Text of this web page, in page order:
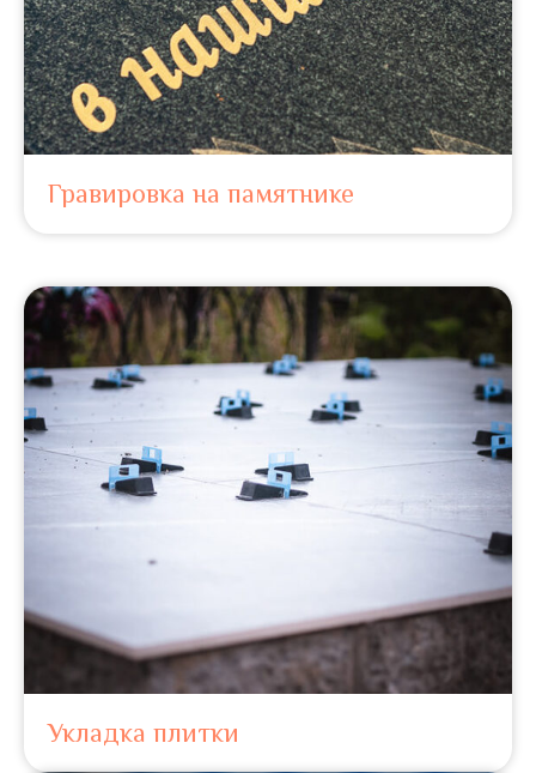
Гравировка на памятнике
Укладка плитки